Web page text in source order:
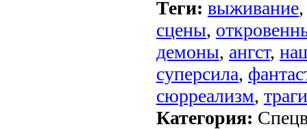
Теги: выживание
сцены,
демоны, ангст,
суперсила,
сюрреализм,
Категория: